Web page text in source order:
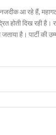
आ रहे हैं,
होती दिख रही
है। पार्टी की